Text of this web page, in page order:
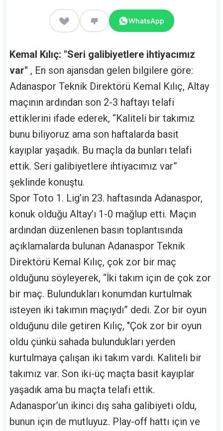
WhatsApp
Kemal Kılıç: "Seri galibiyetlere ihtiyacımız
var" , En son ajansdan gelen bilgilere göre:
Adanaspor Teknik Direktörü Kemal Kılıç, Altay
maçının ardından son 2-3 haftayı telafi
ettiklerini ifade ederek, “Kaliteli bir takımız
bunu biliyoruz ama son haftalarda basit
kayıplar yaşadık. Bu maçla da bunları telafi
ettik. Seri galibiyetlere ihtiyacımız var”
şeklinde konuştu.
Spor Toto 1. Lig’in 23. haftasında Adanaspor,
konuk olduğu Altay’ı 1-0 mağlup etti. Maçın
ardından düzenlenen basın toplantısında
açıklamalarda bulunan Adanaspor Teknik
Direktörü Kemal Kılıç, çok zor bir maç
olduğunu söyleyerek, “İki takım için de çok zor
bir maç. Bulundukları konumdan kurtulmak
isteyen iki takımın maçıydı” dedi. Zor bir oyun
olduğunu dile getiren Kılıç, "Çok zor bir oyun
oldu çünkü sahada bulundukları yerden
kurtulmaya çalışan iki takım vardı. Kaliteli bir
takımız var. Son iki-üç maçta basit kayıplar
yaşadık ama bu maçta telafi ettik.
Adanaspor’un ikinci dış saha galibiyeti oldu,
bunun için de mutluyuz. Play-off hattı için ve